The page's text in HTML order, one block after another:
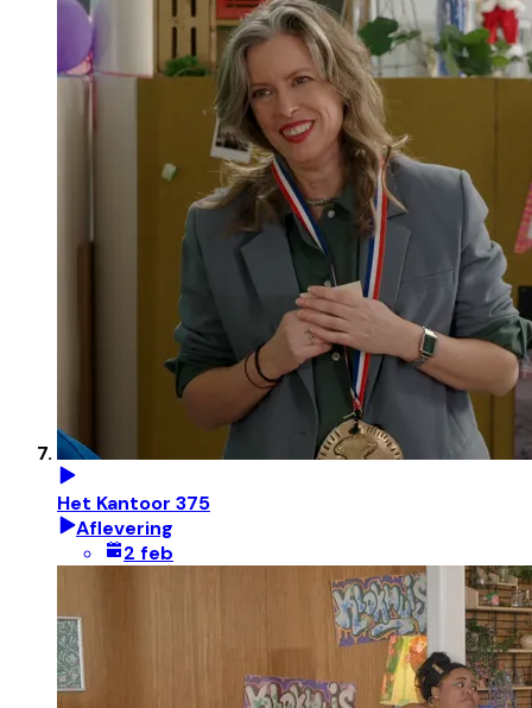
Het Kantoor 375
Aflevering
2 feb